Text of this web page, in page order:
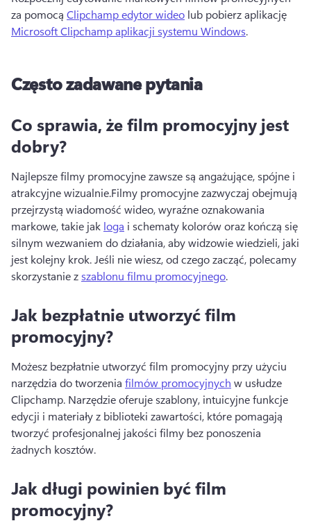
za pomocą Clipchamp edytor wideo lub pobierz aplikację
Microsoft Clipchamp aplikacji systemu Windows.
Często zadawane pytania
Co sprawia, że film promocyjny jest
dobry?
Najlepsze filmy promocyjne zawsze są angażujące, spójne i
atrakcyjne wizualnie.Filmy promocyjne zazwyczaj obejmują
przejrzystą wiadomość wideo, wyraźne oznakowania
markowe, takie jak loga i schematy kolorów oraz kończą się
silnym wezwaniem do działania, aby widzowie wiedzieli, jaki
jest kolejny krok. Jeśli nie wiesz, od czego zacząć, polecamy
skorzystanie z szablonu filmu promocyjnego.
Jak bezpłatnie utworzyć film
promocyjny?
Możesz bezpłatnie utworzyć film promocyjny przy użyciu
narzędzia do tworzenia filmów promocyjnych w usłudze
Clipchamp. Narzędzie oferuje szablony, intuicyjne funkcje
edycji i materiały z biblioteki zawartości, które pomagają
tworzyć profesjonalnej jakości filmy bez ponoszenia
żadnych kosztów.
Jak długi powinien być film
promocyjny?